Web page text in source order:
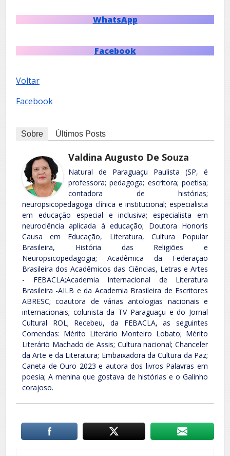
WhatsApp
Facebook
Voltar
Facebook
Sobre Últimos Posts
Valdina Augusto De Souza
Natural de Paraguaçu Paulista (SP, é
professora; pedagoga; escritora; poetisa;
contadora de histórias;
neuropsicopedagoga clínica e institucional; especialista
em educação especial e inclusiva; especialista em
neurociência aplicada à educação; Doutora Honoris
Causa em Educação, Literatura, Cultura Popular
Brasileira, História das Religiões e
Neuropsicopedagogia; Acadêmica da Federação
Brasileira dos Acadêmicos das Ciências, Letras e Artes
- FEBACLA;Academia Internacional de Literatura
Brasileira -AILB e da Academia Brasileira de Escritores
ABRESC; coautora de várias antologias nacionais e
internacionais; colunista da TV Paraguaçu e do Jornal
Cultural ROL; Recebeu, da FEBACLA, as seguintes
Comendas: Mérito Literário Monteiro Lobato; Mérito
Literário Machado de Assis; Cultura nacional; Chanceler
da Arte e da Literatura; Embaixadora da Cultura da Paz;
Caneta de Ouro 2023 e autora dos livros Palavras em
poesia; A menina que gostava de histórias e o Galinho
corajoso.